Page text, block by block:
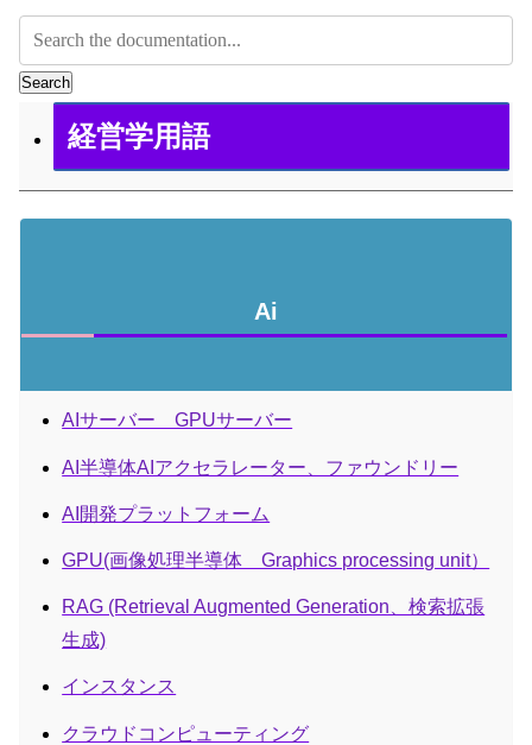
Search
経営学用語
Ai
AIサーバー GPUサーバー
AI半導体AIアクセラレーター、ファウンドリー
AI開発プラットフォーム
GPU(画像処理半導体 Graphics processing unit）
RAG (Retrieval Augmented Generation、検索拡張
生成)
インスタンス
クラウドコンピューティング